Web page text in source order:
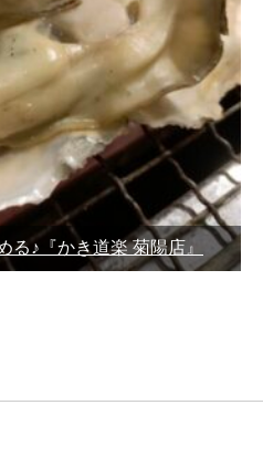
る♪『かき道楽 菊陽店』